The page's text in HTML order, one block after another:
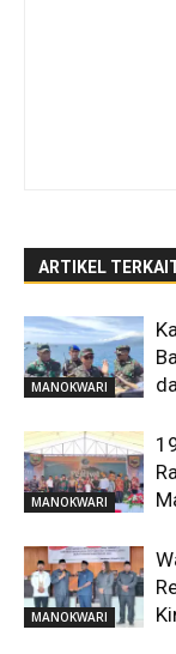
ARTIKEL
MANOKWARI
MANOKWARI
MANOKWARI